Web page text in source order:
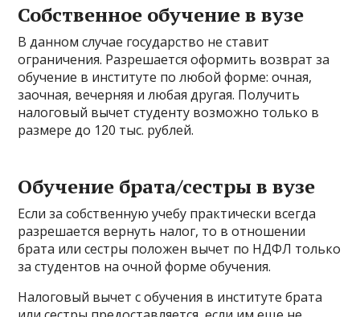
Собственное обучение в вузе
В данном случае государство не ставит
ограничения. Разрешается оформить возврат за
обучение в институте по любой форме: очная,
заочная, вечерняя и любая другая. Получить
налоговый вычет студенту возможно только в
размере до 120 тыс. рублей.
Обучение брата/сестры в вузе
Если за собственную учебу практически всегда
разрешается вернуть налог, то в отношении
брата или сестры положен вычет по НДФЛ только
за студентов на очной форме обучения.
Налоговый вычет с обучения в институте брата